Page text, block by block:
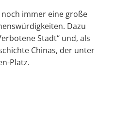
immer eine große
Dazu
Stadt“ und, als
Chinas, der unter
Platz.